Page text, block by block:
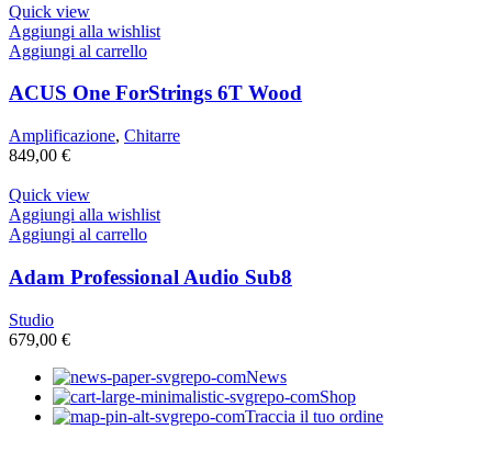
Quick view
Aggiungi alla wishlist
Aggiungi al carrello
ACUS One ForStrings 6T Wood
Amplificazione, Chitarre
849,00 €
Quick view
Aggiungi alla wishlist
Aggiungi al carrello
Adam Professional Audio Sub8
Studio
679,00 €
News
Shop
Traccia il tuo ordine